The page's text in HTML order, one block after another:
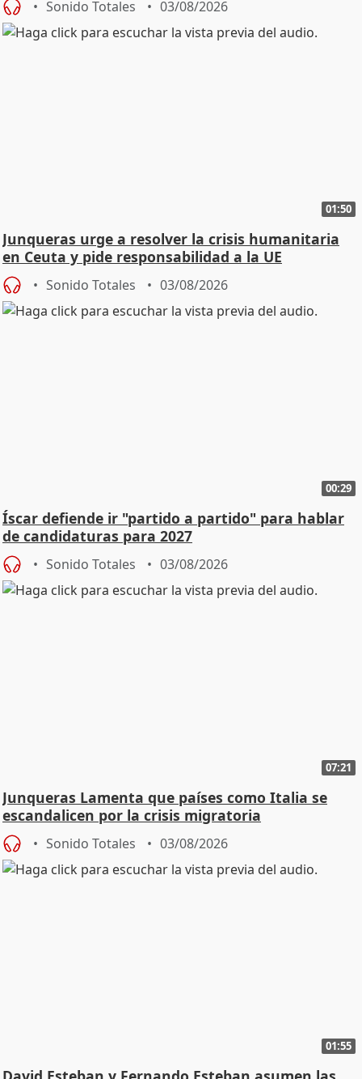
Sonido Totales 03/08/2026
01:50
Junqueras urge a resolver la crisis humanitaria
en Ceuta y pide responsabilidad a la UE
Sonido Totales 03/08/2026
00:29
Íscar defiende ir "partido a partido" para hablar
de candidaturas para 2027
Sonido Totales 03/08/2026
07:21
Junqueras Lamenta que países como Italia se
escandalicen por la crisis migratoria
Sonido Totales 03/08/2026
01:55